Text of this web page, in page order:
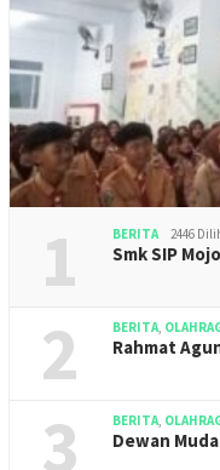
1 BERITA 2446
Smk SIP
2 BERITA
Rahmat
3 BERITA
Dewan